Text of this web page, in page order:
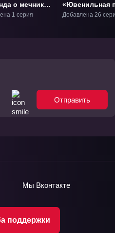
о мечнике:
дракон»
1 серия
«Ювенильная
3» ТВ-3
Добавлена 26
Отправить
поддержки
Мы Вконтакте